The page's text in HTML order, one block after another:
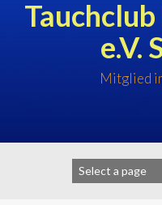
e.V.
Mitglied